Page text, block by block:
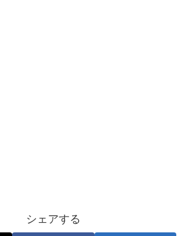
シェアする